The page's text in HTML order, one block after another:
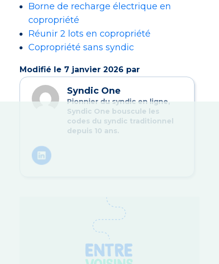
Borne de recharge électrique en
copropriété
Réunir 2 lots en copropriété
Copropriété sans syndic
Modifié le 7 janvier 2026 par
Syndic One
Pionnier du syndic en ligne,
Syndic One bouscule les
codes du syndic traditionnel
depuis 10 ans.